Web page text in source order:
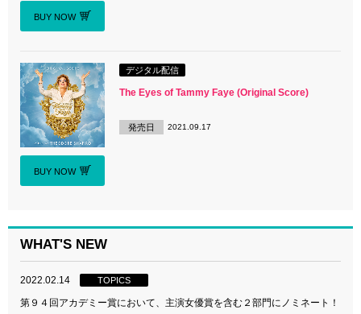
BUY NOW
BUY NOW
デジタル配信
The Eyes of Tammy Faye (Original Score)
発売日 2021.09.17
WHAT'S NEW
2022.02.14 TOPICS
第９４回アカデミー賞において、主演女優賞を含む２部門にノミネート！